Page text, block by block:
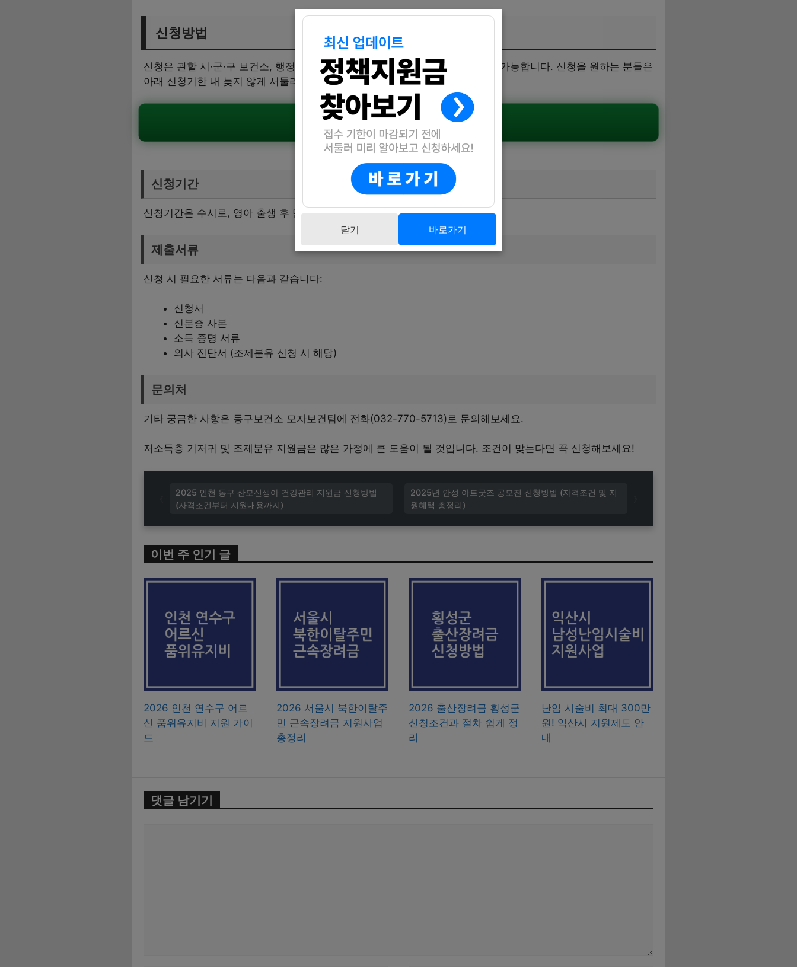
신청방법
신청은 관할 시·군·구 보건소, 행정복지센터 또는 온라인 복지로, 정부24를 통해 가능합니다. 신청을 원하는 분들은
아래 신청기한 내 늦지 않게 서둘러 신청해보세요.
공식공고 확인하기
신청기간
신청기간은 수시로, 영아 출생 후 만 2년이 되는 날의 전날까지 신청 가능합니다.
제출서류
신청 시 필요한 서류는 다음과 같습니다:
신청서
신분증 사본
소득 증명 서류
의사 진단서 (조제분유 신청 시 해당)
문의처
기타 궁금한 사항은 동구보건소 모자보건팀에 전화(032-770-5713)로 문의해보세요.
저소득층 기저귀 및 조제분유 지원금은 많은 가정에 큰 도움이 될 것입니다. 조건이 맞는다면 꼭 신청해보세요!
2025년 안성 아트굿즈 공모전 신청방법 (자격조건 및 지
원혜택 총정리)
2025 인천 동구 산모신생아 건강관리 지원금 신청방법
(자격조건부터 지원내용까지)
이번 주 인기 글
2026 인천 연수구 어르
신 품위유지비 지원 가이
드
2026 서울시 북한이탈주
민 근속장려금 지원사업
총정리
2026 출산장려금 횡성군
신청조건과 절차 쉽게 정
리
난임 시술비 최대 300만
원! 익산시 지원제도 안
내
댓글 남기기
닫기 바로가기